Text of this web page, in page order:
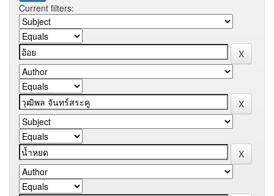
Current filters: